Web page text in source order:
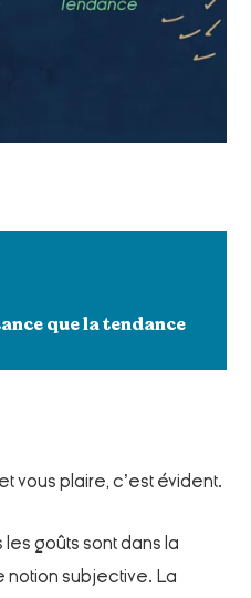
que la tendance
vous plaire, c’est évident.
goûts sont dans la
notion subjective. La